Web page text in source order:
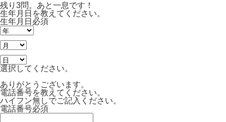
残り3問。あと一息です！
生年月日を教えてください。
生年月日 必須
選択してください。
ありがとうございます。
電話番号を教えてください。
ハイフン無しでご記入ください。
電話番号必須